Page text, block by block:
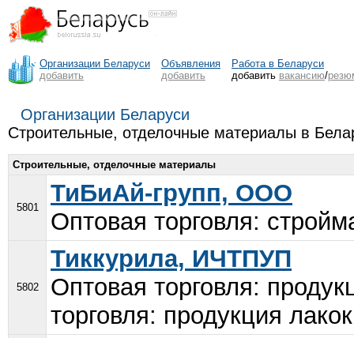
Организации Беларуси
добавить
Объявления
добавить
Работа в Беларуси
добавить вакансию/
Организации Беларуси
Строительные, отделочные материалы в
Строительные, отделочные материалы
5801
ТиБиАй-групп, ООО
Оптовая торговля:
5802
Тиккурила, ИЧТПУП
Оптовая торговля:
торговля: продукция